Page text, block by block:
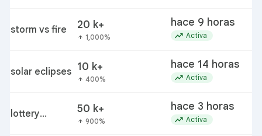
storm vs fire 20 k+
arrow_upward 1,000%
hace 9 horas
trending_up Activa
solar eclipses 10 k+
arrow_upward 400%
hace 14 horas
trending_up Activa
lottery
50 k+
arrow_upward 900%
hace 3 horas
trending_up Activa